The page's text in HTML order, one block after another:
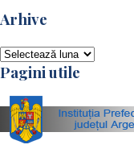
Arhive
Arhive
Pagini utile